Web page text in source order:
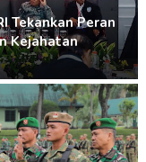
Tekankan Peran
Kejahatan